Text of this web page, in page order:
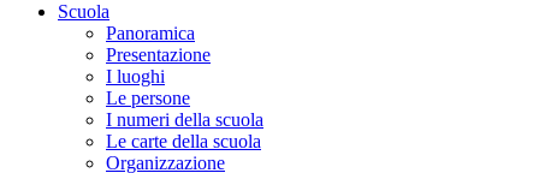
Scuola
Panoramica
Presentazione
I luoghi
Le persone
I numeri della scuola
Le carte della scuola
Organizzazione